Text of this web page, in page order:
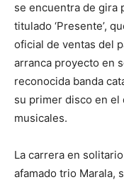
se encuentra de gira
titulado ‘Presente’,
oficial de ventas del
arranca proyecto en
reconocida banda
su primer disco en
musicales.
La carrera en
afamado trio Marala,